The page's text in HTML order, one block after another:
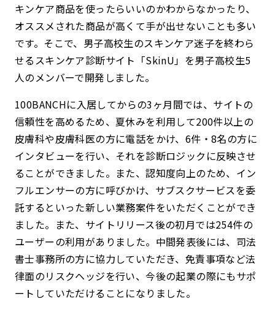
キンケア商品を使ったらいいのかわからなかったり、
オススメされた商品が高くて手が出せないことも多い
です。そこで、男子高校生のスキンケア迷子を終わら
せるスキンケア診断サイト「SkinU」を男子高校生5
人のメンバーで開発しました。
100BANCHに入居してからの3ヶ月間では、サイトの
信頼性を高めるため、夏休みを利用して200件以上の
皮膚科や皮膚科医の方に電話をかけ、6件・8名の方に
インタビューを行い、それを診断ロジックに反映させ
ることができました。また、認知度向上のため、イン
フルエンサーの方に呼びかけ、サブスクサービスを委
託するといった新しい業務案件をいただくことができ
ました。また、サイトリリース後の初月では254件の
ユーザーの利用がありました。中間発表後には、司法
書士事務所の方に協力していただき、免責事項など法
律面のリスクヘッジを行い、今後の起業の際にもサポ
ートしていただけることになりました。